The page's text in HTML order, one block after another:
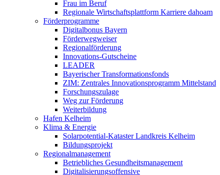
Frau im Beruf
Regionale Wirtschaftsplattform Karriere dahoam
Förderprogramme
Digitalbonus Bayern
Förderwegweiser
Regionalförderung
Innovations-Gutscheine
LEADER
Bayerischer Transformationsfonds
ZIM: Zentrales Innovationsprogramm Mittelstand
Forschungszulage
Weg zur Förderung
Weiterbildung
Hafen Kelheim
Klima & Energie
Solarpotential-Kataster Landkreis Kelheim
Bildungsprojekt
Regionalmanagement
Betriebliches Gesundheitsmanagement
Digitalisierungsoffensive